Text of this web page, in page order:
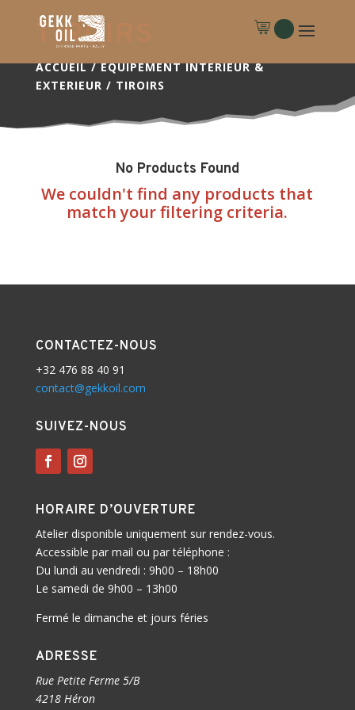
TIROIRS
ACCUEIL/EQUIPEMENT INTERIEUR &
EXTERIEUR / TIROIRS
No Products Found
We couldn't find any products that
match your filtering criteria.
CONTACTEZ-NOUS
+32 476 88 40 91
contact@gekkoil.com
SUIVEZ-NOUS
HORAIRE D’OUVERTURE
Atelier disponible uniquement sur rendez-vous.
Accessible par mail ou par téléphone :
Du lundi au vendredi : 9h00 – 18h00
Le samedi de 9h00 – 13h00
Fermé le dimanche et jours féries
ADRESSE
Rue Petite Ferme 5/B
4218 Héron